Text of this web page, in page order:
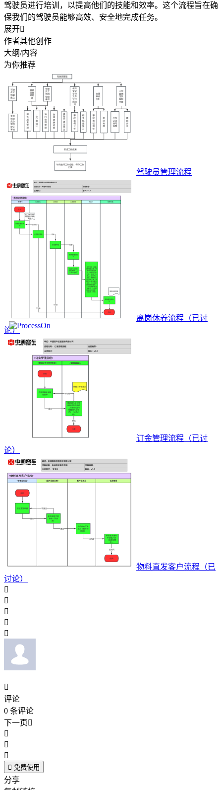
驾驶员进行培训，以提高他们的技能和效率。这个流程旨在确
保我们的驾驶员能够高效、安全地完成任务。
展开
作者其他创作
大纲/内容
为你推荐
驾驶员管理流程
离岗休养流程（已讨
论）
订金管理流程（已讨
论）
物料直发客户流程（已
讨论）






评论
0 条评论
下一页



 免费使用
分享